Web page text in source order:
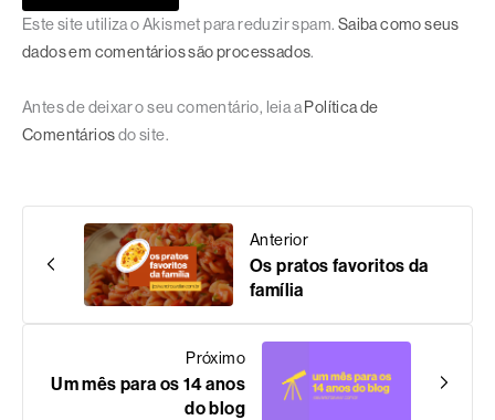
Este site utiliza o Akismet para reduzir spam. Saiba como seus
dados em comentários são processados.
Antes de deixar o seu comentário, leia aPolítica de
Comentáriosdo site.
Anterior
Os pratos favoritos da
família
Próximo
Um mês para os 14 anos
do blog